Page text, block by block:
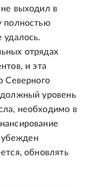
выходил в
полностью
удалось.
отрядах
и эта
Северного
уровень
необходимо в
убежден
обновлять